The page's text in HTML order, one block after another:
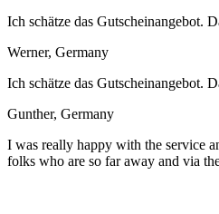
Ich schätze das Gutscheinangebot.
Werner, Germany
Ich schätze das Gutscheinangebot.
Gunther, Germany
I was really happy with the service
folks who are so far away and via